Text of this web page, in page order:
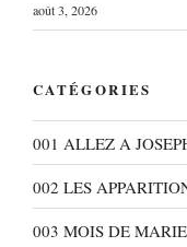
août 3, 2026
CATÉGORIES
001 ALLEZ A
002 LES
003 MOIS DE MARIE